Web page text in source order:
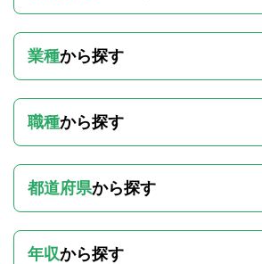
業種から探す
職種から探す
都道府県から探す
年収から探す